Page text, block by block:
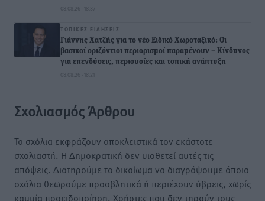
08.08.26 · 18:37
ΤΟΠΙΚΈΣ ΕΙΔΉΣΕΙΣ
Γιάννης Χατζής για το νέο Ειδικό Χωροταξικό: Οι
βασικοί οριζόντιοι περιορισμοί παραμένουν – Κίνδυνος
για επενδύσεις, περιουσίες και τοπική ανάπτυξη
08.08.26 · 18:21
Σχολιασμός Άρθρου
Τα σχόλια εκφράζουν αποκλειστικά τον εκάστοτε
σχολιαστή. Η Δημοκρατική δεν υιοθετεί αυτές τις
απόψεις. Διατηρούμε το δικαίωμα να διαγράψουμε όποια
σχόλια θεωρούμε προσβλητικά ή περιέχουν ύβρεις, χωρίς
καμμία προειδοποίηση. Χρήστες που δεν τηρούν τους